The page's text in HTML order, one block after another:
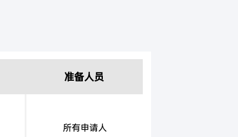
准备人员
所有申请人